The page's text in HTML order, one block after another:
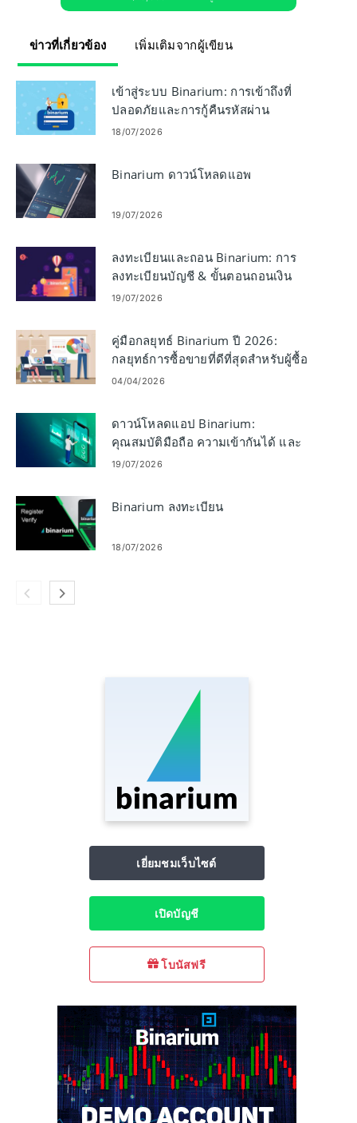
ข่าวที่เกี่ยวข้อง เพิ่มเติมจากผู้เขียน
เข้าสู่ระบบ Binarium: การเข้าถึงที่
ปลอดภัยและการกู้คืนรหัสผ่าน
18/07/2026
Binarium ดาวน์โหลดแอพ
19/07/2026
ลงทะเบียนและถอน Binarium: การ
ลงทะเบียนบัญชี & ขั้นตอนถอนเงิน
19/07/2026
คู่มือกลยุทธ์ Binarium ปี 2026:
กลยุทธ์การซื้อขายที่ดีที่สุดสำหรับผู้ซื้อ
ขายรายใหม่
04/04/2026
ดาวน์โหลดแอป Binarium:
คุณสมบัติมือถือ ความเข้ากันได้ และ
คุณประโยชน์
19/07/2026
Binarium ลงทะเบียน
18/07/2026
เยี่ยมชมเว็บไซต์
เปิดบัญชี
โบนัสฟรี